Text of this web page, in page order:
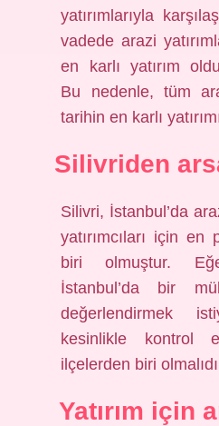
yatırımlarıyla
vadede arazi
en karlı yatırım
Bu nedenle, tüm
tarihin en karlı
Silivriden
Silivri, İstanbul’da
yatırımcıları için
biri olmuştur.
İstanbul’da bir
değerlendirmek
kesinlikle kontrol
ilçelerden biri
Yatırım için